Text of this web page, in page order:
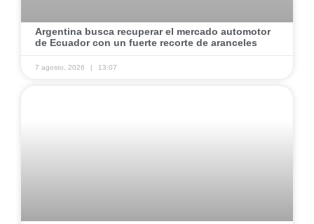
Argentina busca recuperar el mercado automotor
de Ecuador con un fuerte recorte de aranceles
7 agosto, 2026 13:07